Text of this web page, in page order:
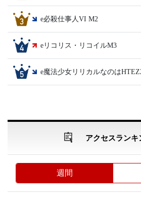
e必殺仕事人VI M2
eリコリス・リコイルM3
e魔法少女リリカルなのは
アクセスランキ
週間